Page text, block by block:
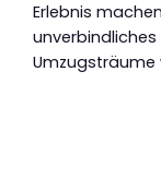
Erlebnis
Umzugsträume